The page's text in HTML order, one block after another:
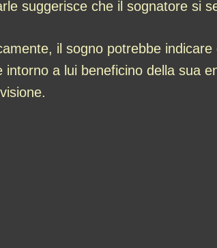
suggerisce che il sognatore si
il sogno potrebbe
intorno a lui beneficino della sua